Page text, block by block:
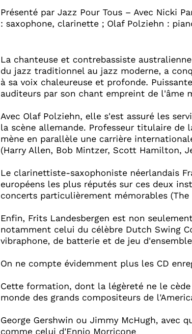
Présenté par Jazz Pour Tous – Avec Nicki
: saxophone, clarinette ; Olaf Polziehn :
La chanteuse et contrebassiste
du jazz traditionnel au jazz moderne, a
à sa voix chaleureuse et profonde.
auditeurs par son chant empreint de l'âme
Avec Olaf Polziehn, elle s'est assuré les
la scène allemande. Professeur titulaire de
mène en parallèle une carrière
(Harry Allen, Bob Mintzer, Scott Hamilton,
Le clarinettiste-saxophoniste néerlandais
européens les plus réputés sur ces deux
concerts particulièrement mémorables
Enfin, Frits Landesbergen est non
notamment celui du célèbre Dutch Swing
vibraphone, de batterie et de jeu
On ne compte évidemment plus les CD
Cette formation, dont la légèreté ne le
monde des grands compositeurs de
George Gershwin ou Jimmy McHugh, avec
comme celui d'Ennio Morricone